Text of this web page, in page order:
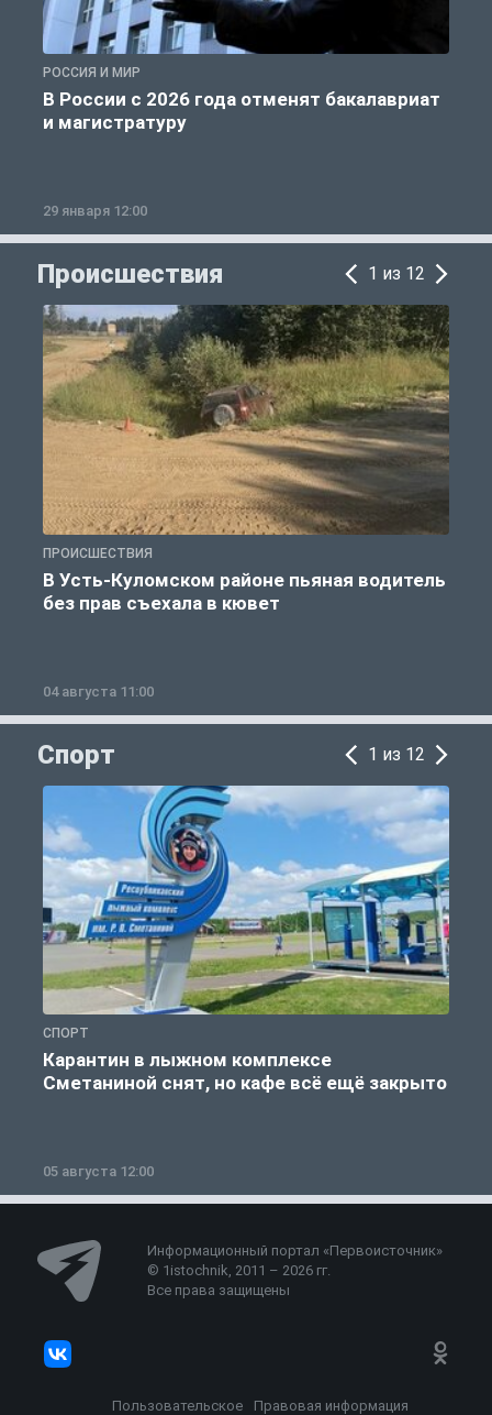
РОССИЯ И МИР
В России с 2026 года отменят бакалавриат
и магистратуру
29 января 12:00
Происшествия 1 из 12
ПРОИСШЕСТВИЯ
В Усть-Куломском районе пьяная водитель
без прав съехала в кювет
04 августа 11:00
Спорт 1 из 12
СПОРТ
Карантин в лыжном комплексе
Сметаниной снят, но кафе всё ещё закрыто
05 августа 12:00
Информационный портал «Первоисточник»
© 1istochnik, 2011 – 2026 гг.
Все права защищены
Пользовательское Правовая информация